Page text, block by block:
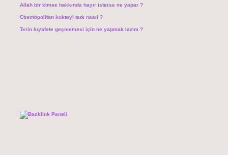
Allah bir kimse hakkında hayır isterse ne yapar ?
Cosmopolitan kokteyl tadı nasıl ?
Terin kıyafete geçmemesi için ne yapmak lazım ?